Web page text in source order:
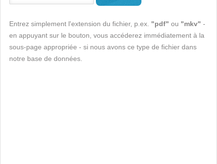
Entrez simplement l'extension du fichier, p.ex. "pdf" ou "mkv" -
en appuyant sur le bouton, vous accéderez immédiatement à la
sous-page appropriée - si nous avons ce type de fichier dans
notre base de données.